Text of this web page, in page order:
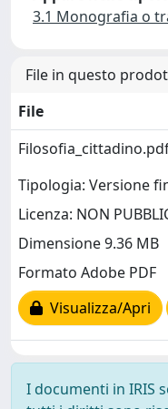
3.1 Monografia o
File in questo
File
Tipologia: Versione
Licenza: NON
Dimensione 9.36 MB
Formato Adobe PDF
Visualizza/Apri
I documenti in IRIS